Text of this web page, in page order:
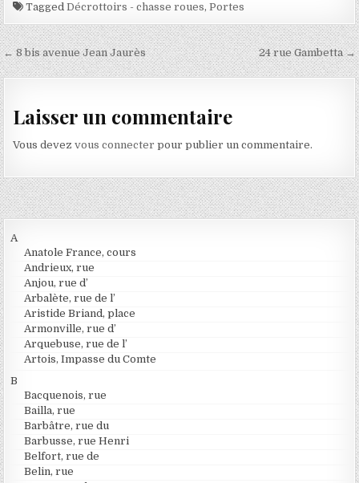
TaggedDécrottoirs - chasse roues,Portes
Navigation de l’article 24 rue Gambetta →
← 8 bis avenue Jean Jaurès
Laisser un commentaire
Vous devezvous connecter pour publier un commentaire.
A
Anatole France, cours
Andrieux, rue
Anjou, rue d’
Arbalète, rue de l’
Aristide Briand, place
Armonville, rue d’
Arquebuse, rue de l’
Artois, Impasse du Comte
B
Bacquenois, rue
Bailla, rue
Barbâtre, rue du
Barbusse, rue Henri
Belfort, rue de
Belin, rue